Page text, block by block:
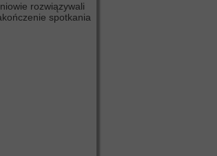
rozwiązywali
spotkania